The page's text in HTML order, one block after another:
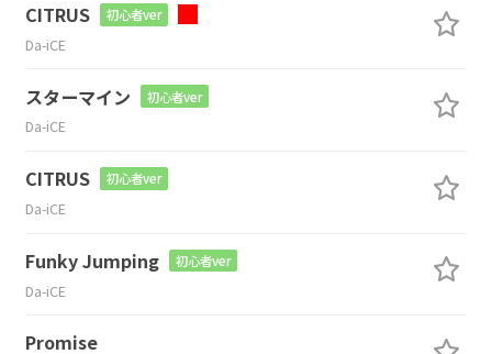
CITRUS 初心者ver
Da-iCE
スターマイン 初心者ver
Da-iCE
CITRUS 初心者ver
Da-iCE
Funky Jumping 初心者ver
Da-iCE
Promise